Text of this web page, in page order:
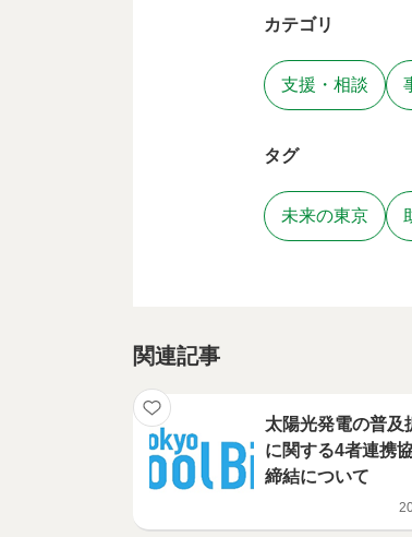
カテゴリ
支援・相談
タグ
未来の東京
関連記事
太陽光発電の普及
に関する4者連携
締結について